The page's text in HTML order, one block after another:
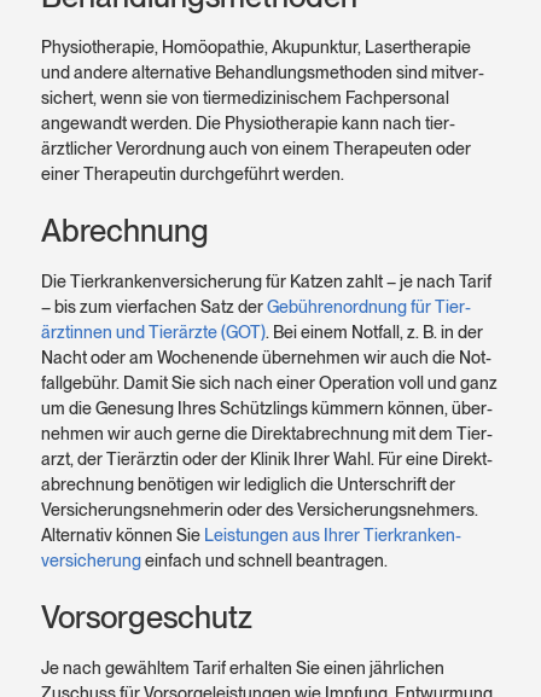
Physiotherapie, Homöopathie, Akupunktur, Laser­therapie
und andere alternative Behandlungs­methoden sind mit­ver­
sichert, wenn sie von tier­medizinischem Fach­personal
angewandt werden. Die Physio­therapie kann nach tier­
ärztlicher Verordnung auch von einem Therapeuten oder
einer Therapeutin durch­geführt werden.
Abrechnung
Die Tierkrankenversicherung für Katzen zahlt – je nach Tarif
– bis zum vierfachen Satz derGebühren­ordnung für Tier­
ärztinnen und Tier­ärzte (GOT). Bei einem Not­fall, z. B. in der
Nacht oder am Wochen­ende über­nehmen wir auch die Not­
fall­gebühr. Damit Sie sich nach einer Operation voll und ganz
um die Genesung Ihres Schützlings kümmern können, über­
nehmen wir auch gerne die Direkt­abrechnung mit dem Tier­
arzt, der Tier­ärztin oder der Klinik Ihrer Wahl. Für eine Direkt­
abrechnung benötigen wir lediglich die Unter­schrift der
Versicherungs­nehmerin oder des Versicherungs­nehmers.
Alternativ können Sie Leistungen aus Ihrer Tier­kranken­
versicherungeinfach und schnell beantragen.
Vorsorgeschutz
Je nach gewähltem Tarif erhalten Sie einen jährlichen
Zuschuss für Vorsorge­leistungen wie Impfung, Entwurmung